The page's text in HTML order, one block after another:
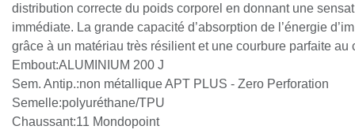
distribution correcte du poids corporel en donnant une
être immédiate. La grande capacité d’absorption de
possible grâce à un matériau très résilient et une
centre du talon
Embout:ALUMINIUM 200 J
Sem. Antip.:non métallique APT PLUS - Zero Perforation
Semelle:polyuréthane/TPU